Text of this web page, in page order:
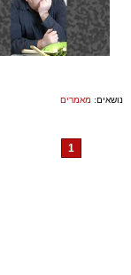
נושאים: מאמרים
1